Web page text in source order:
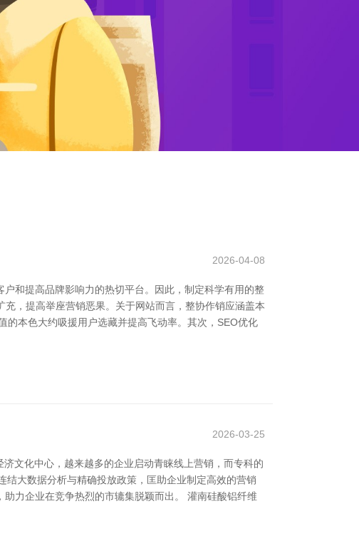
2026-04-08
和提高品牌影响力的热切平台。因此，制定科学有用的整
，提高举座营销恶果。关于网站而言，整协作销应涵盖本
本色大约吸援用户选藏并提高飞动率。其次，SEO优化
2026-03-25
文化中心，越来越多的企业启动青睐线上营销，而专科的
大数据分析与精确投放政策，匡助企业制定高效的营销
力企业在竞争热烈的市辘集脱颖而出。 灌南硅酸铝纤维